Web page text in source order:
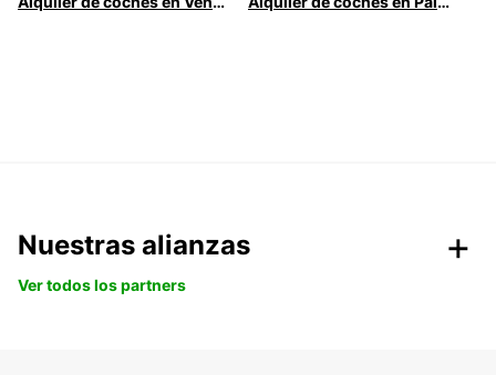
Nuestras alianzas
Ver todos los partners